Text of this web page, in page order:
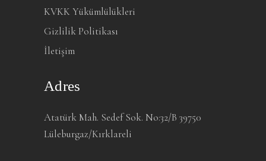
KVKK Yükümlülükleri
Gizlilik Politikası
İletişim
Adres
Atatürk Mah. Sedef Sok. No:32/B 39750
Lüleburgaz/Kırklareli